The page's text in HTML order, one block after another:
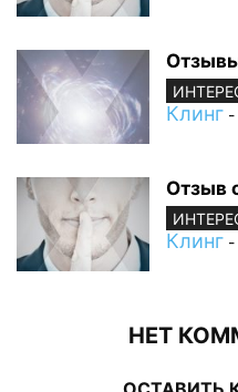
Клинг -
Отзыв
Клинг -
НЕТ